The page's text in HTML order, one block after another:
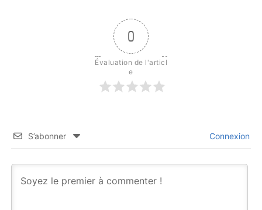
0
Évaluation de l'articl
e
S’abonner Connexion